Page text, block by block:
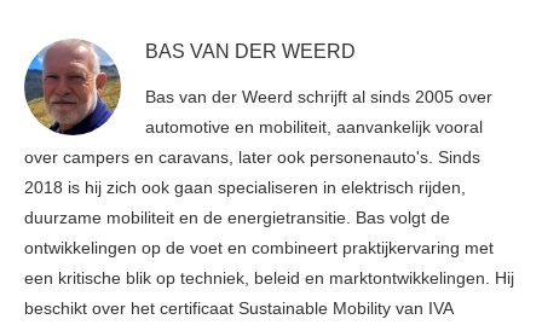
BAS VAN DER WEERD
Bas van der Weerd schrijft al sinds 2005 over
automotive en mobiliteit, aanvankelijk vooral
over campers en caravans, later ook personenauto's. Sinds
2018 is hij zich ook gaan specialiseren in elektrisch rijden,
duurzame mobiliteit en de energietransitie. Bas volgt de
ontwikkelingen op de voet en combineert praktijkervaring met
een kritische blik op techniek, beleid en marktontwikkelingen. Hij
beschikt over het certificaat Sustainable Mobility van IVA